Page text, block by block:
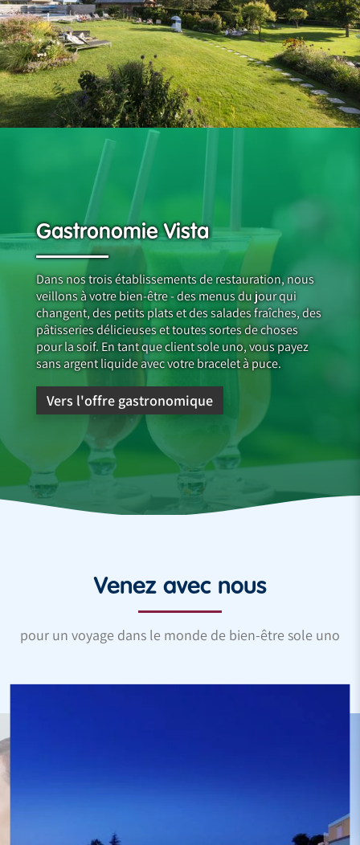
Gastronomie Vista
Dans nos trois établissements de restauration, nous
veillons à votre bien-être - des menus du jour qui
changent, des petits plats et des salades fraîches, des
pâtisseries délicieuses et toutes sortes de choses
pour la soif. En tant que client sole uno, vous payez
sans argent liquide avec votre bracelet à puce.
Vers l'offre gastronomique
Venez avec nous
pour un voyage dans le monde de bien-être sole uno